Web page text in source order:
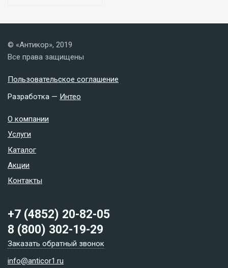
© «Антикор», 2019
Все права защищены
Пользовательское соглашение
Разработка — Интео
О компании
Услуги
Каталог
Акции
Контакты
+7 (4852) 20-82-05
8 (800) 302-19-29
Заказать обратный звонок
info@anticor1.ru